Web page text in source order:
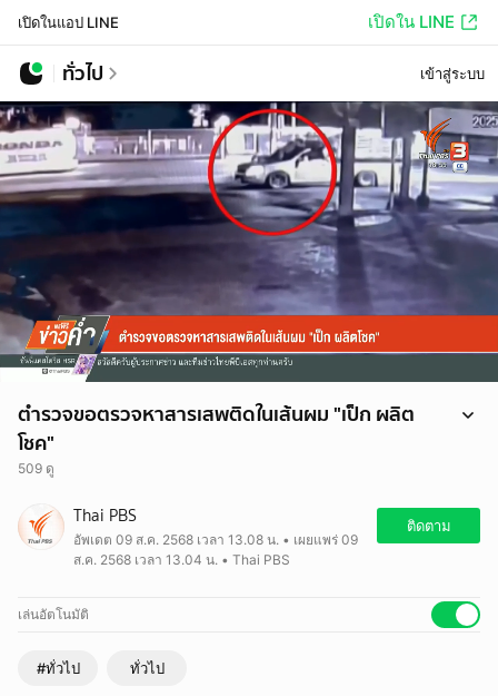
เปิดในแอป LINE เปิดใน LINE
ทั่วไป เข้าสู่ระบบ
ตำรวจขอตรวจหาสารเสพติดในเส้นผม "เป็ก ผลิต
โชค"
509 ดู
ในฐานะเป็นเจ้าพนักงาน ผู้มีอำนาจในการตรวจหาสารเสพติดในร่างกาย
ประสานขอเข้าเก็บตัวอย่างเส้นผม ซึ่งหาก นายผลิตโชค ไม่ยินยอม จะมี
ความผิด ฐานขัดคำสั่งเจ้าพนักงาน มีโทษทางกฎหมาย จำคุก 1 ปี ปรับ 2
Thai PBS
อัพเดต 09 ส.ค. 2568 เวลา 13.08 น. • เผยแพร่ 09
ส.ค. 2568 เวลา 13.04 น. • Thai PBS
ติดตาม
เล่นอัตโนมัติ
#ทั่วไป ทั่วไป